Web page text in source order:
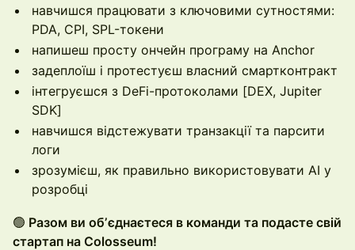
навчишся працювати з ключовими сутностями:
PDA, CPI, SPL-токени
напишеш просту ончейн програму на Anchor
задеплоїш і протестуєш власний смартконтракт
інтегруєшся з DeFi-протоколами [DEX, Jupiter
SDK]
навчишся відстежувати транзакції та парсити
логи
зрозумієш, як правильно використовувати AI у
розробці
🟢 Разом ви обʼєднаєтеся в команди та подасте свій
стартап на Colosseum!